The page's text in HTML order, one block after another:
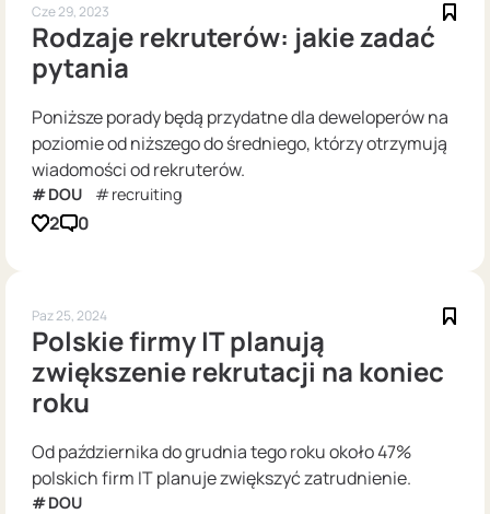
Cze 29, 2023
Rodzaje rekruterów: jakie zadać
pytania
Poniższe porady będą przydatne dla deweloperów na
poziomie od niższego do średniego, którzy otrzymują
wiadomości od rekruterów.
DOU recruiting
2 0
Paz 25, 2024
Polskie firmy IT planują
zwiększenie rekrutacji na koniec
roku
Od października do grudnia tego roku około 47%
polskich firm IT planuje zwiększyć zatrudnienie.
DOU